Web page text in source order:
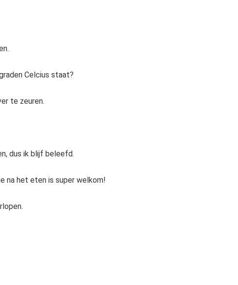
Celcius staat?
te zeuren.
dus ik blijf beleefd.
na het eten is super welkom!